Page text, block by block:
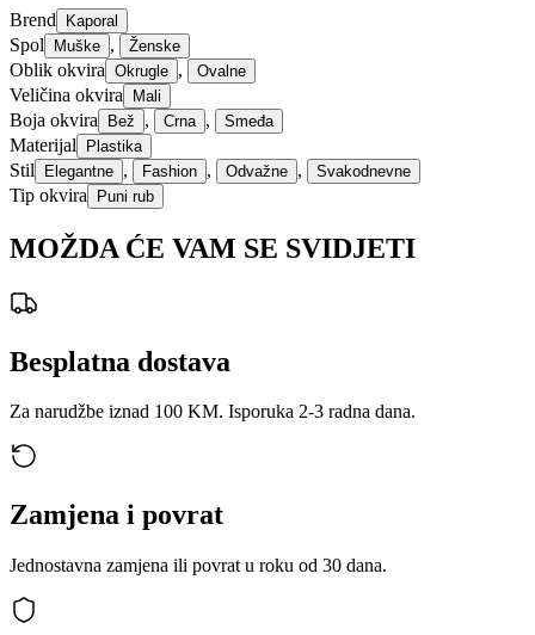
Brend Kaporal
Spol Muške , Ženske
Oblik okvira Okrugle , Ovalne
Veličina okvira Mali
Boja okvira Bež , Crna , Smeđa
Materijal Plastika
Stil Elegantne , Fashion , Odvažne , Svakodnevne
Tip okvira Puni rub
MOŽDA ĆE VAM SE SVIDJETI
Besplatna dostava
Za narudžbe iznad 100 KM. Isporuka 2-3 radna dana.
Zamjena i povrat
Jednostavna zamjena ili povrat u roku od 30 dana.